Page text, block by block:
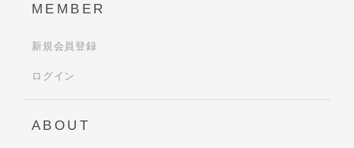
MEMBER
新規会員登録
ログイン
ABOUT